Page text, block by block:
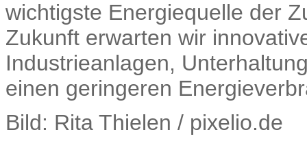
wichtigste Energiequelle der
Zukunft erwarten wir
Industrieanlagen,
einen geringeren
Bild: Rita Thielen / pixelio.de